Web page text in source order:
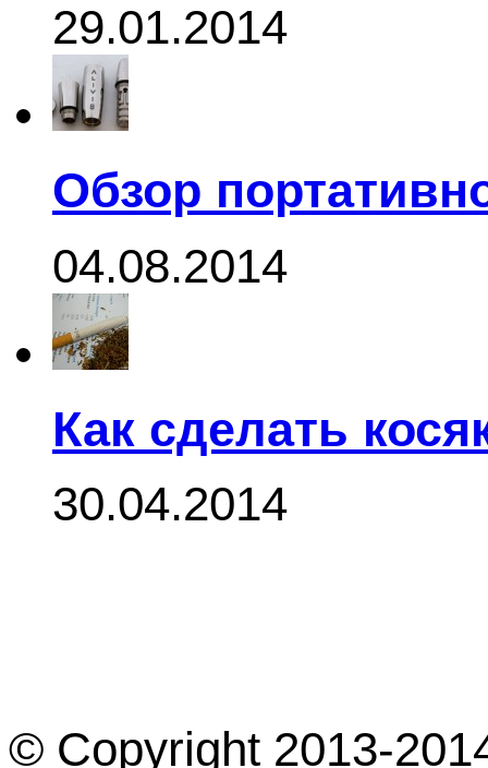
29.01.2014
Обзор
04.08.2014
Как сделать
30.04.2014
© Copyright 2013-